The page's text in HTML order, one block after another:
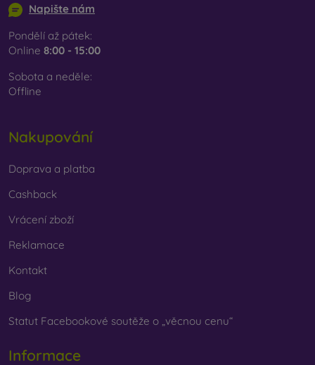
Napište nám
Pondělí až pátek:
Online 8:00 - 15:00
Sobota a neděle:
Offline
Nakupování
Doprava a platba
Cashback
Vrácení zboží
Reklamace
Kontakt
Blog
Statut Facebookové soutěže o „věcnou cenu“
Informace